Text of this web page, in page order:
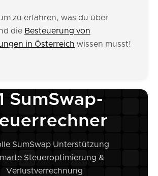
zu erfahren, was du über
die Besteuerung von
in Österreich wissen musst!
SumSwap-
SumSwap Unterstützung
Steueroptimierung &
Verlustverrechnung